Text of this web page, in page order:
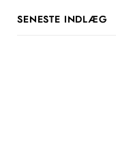
SENESTE INDLÆG